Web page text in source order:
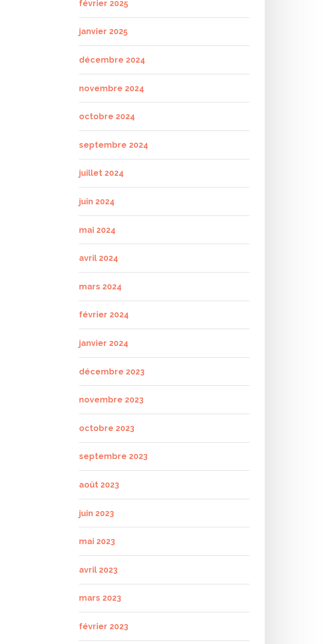
février 2025
janvier 2025
décembre 2024
novembre 2024
octobre 2024
septembre 2024
juillet 2024
juin 2024
mai 2024
avril 2024
mars 2024
février 2024
janvier 2024
décembre 2023
novembre 2023
octobre 2023
septembre 2023
août 2023
juin 2023
mai 2023
avril 2023
mars 2023
février 2023